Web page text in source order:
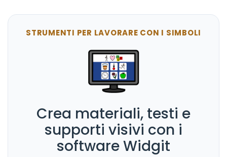
STRUMENTI PER LAVORARE CON I SIMBOLI
Crea materiali, testi e
supporti visivi con i
software Widgit